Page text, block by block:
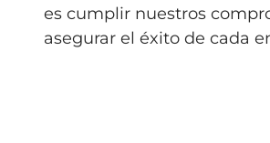
es cumplir nuestros
asegurar el éxito de cada